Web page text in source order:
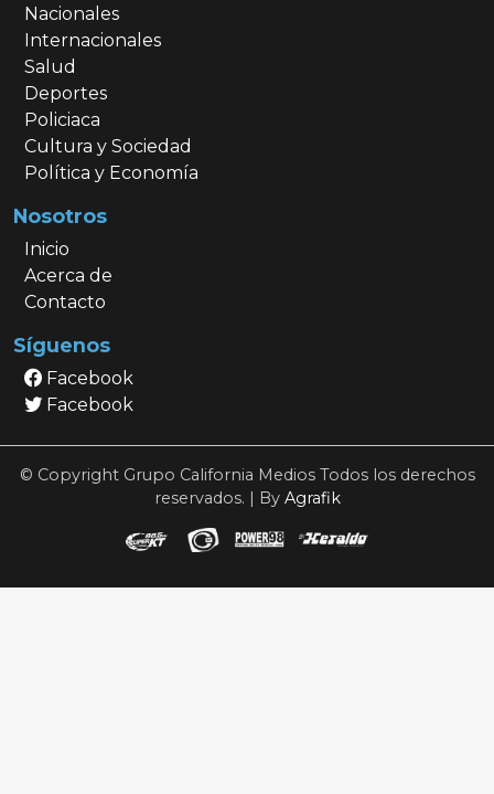
Nacionales
Internacionales
Salud
Deportes
Policiaca
Cultura y Sociedad
Política y Economía
Nosotros
Inicio
Acerca de
Contacto
Síguenos
Facebook
Facebook
© Copyright Grupo California Medios Todos los derechos
reservados. | By Agrafik